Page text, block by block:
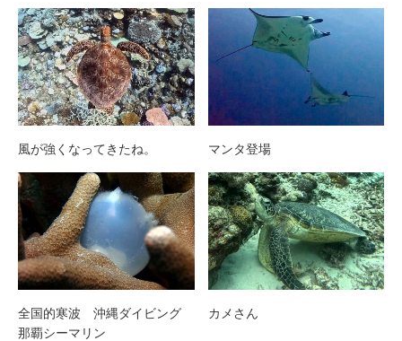
風が強くなってきたね。 マンタ登場
全国的寒波 沖縄ダイビング
那覇シーマリン
カメさん